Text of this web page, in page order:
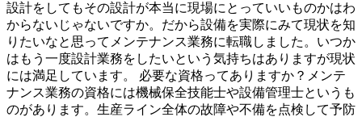
設計をしてもその設計が本当に現場にとっていいものかはわ
からないじゃないですか。だから設備を実際にみて現状を知
りたいなと思ってメンテナンス業務に転職しました。いつか
はもう一度設計業務をしたいという気持ちはありますが現状
には満足しています。 必要な資格ってありますか？メンテ
ナンス業務の資格には機械保全技能士や設備管理士というも
のがあります。生産ライン全体の故障や不備を点検して予防